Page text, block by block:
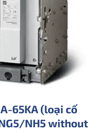
65KA (loại cố
NH5 without